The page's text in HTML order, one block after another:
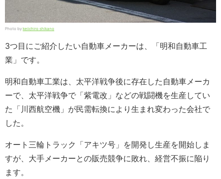
Photo by keiichiro shikano
3つ目にご紹介したい自動車メーカーは、「明和自動車工
業」です。
明和自動車工業は、太平洋戦争後に存在した自動車メーカ
ーで、太平洋戦争で「紫電改」などの戦闘機を生産してい
た「川西航空機」が民需転換により生まれ変わった会社で
した。
オート三輪トラック「アキツ号」を開発し生産を開始しま
すが、大手メーカーとの販売競争に敗れ、経営不振に陥り
ます。